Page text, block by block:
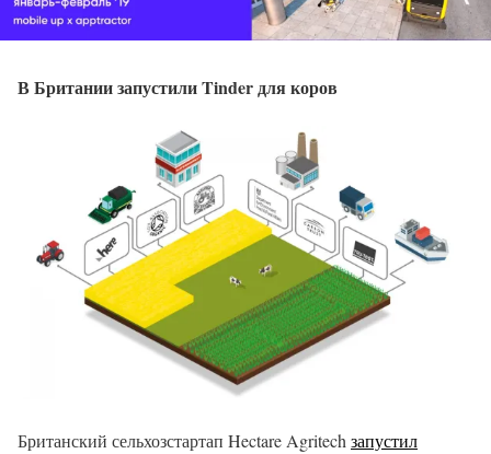
В Британии запустили Tinder для коров
Британский сельхозстартап Hectare Agritech запустил